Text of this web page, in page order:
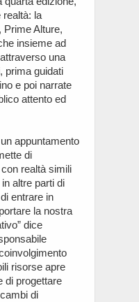
realtà: la
Prime Alture,
insieme ad
una
prima guidati
e poi narrate
attento ed
appuntamento
di
realtà simili
altre parti di
entrare in
la nostra
dice
risorse apre
di progettare
di